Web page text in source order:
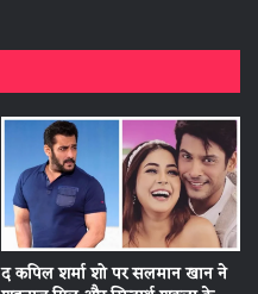
द कपिल शर्मा शो पर सलमान खान ने